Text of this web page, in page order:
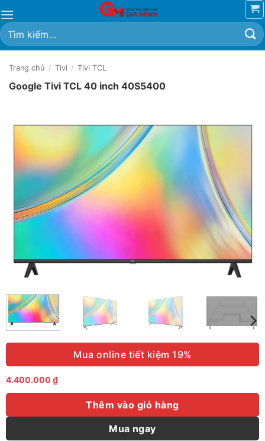
qua
nội
dung
Tìm
kiếm:
Trang chủ / Tivi / Tivi TCL
Google Tivi TCL 40 inch 40S5400
Mua online tiết kiệm 19%
4.400.000 ₫
Thêm vào giỏ hàng
Mua ngay